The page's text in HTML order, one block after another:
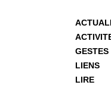
GESTES
LIENS
LIRE